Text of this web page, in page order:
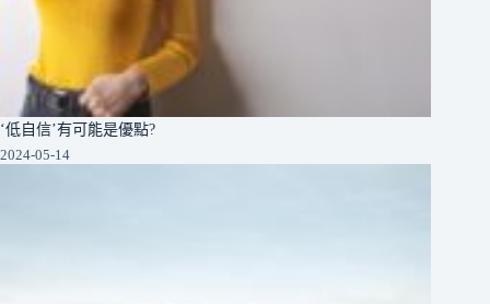
‘低自信’有可能是優點?
2024-05-14